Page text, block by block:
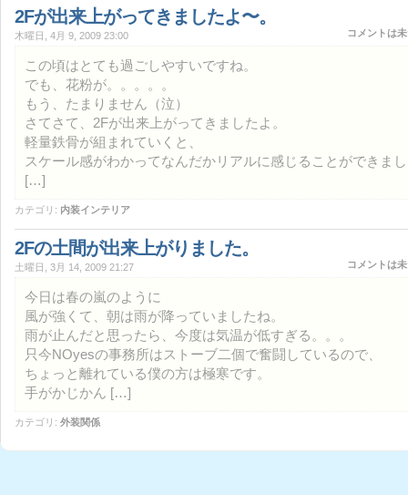
2Fが出来上がってきましたよ〜。
木曜日, 4月 9, 2009 23:00 コメントは
この頃はとても過ごしやすいですね。
でも、花粉が。。。。。
もう、たまりません（泣）
さてさて、2Fが出来上がってきましたよ。
軽量鉄骨が組まれていくと、
スケール感がわかってなんだかリアルに感じることができま
[…]
カテゴリ: 内装インテリア
2Fの土間が出来上がりました。
土曜日, 3月 14, 2009 21:27 コメントは
今日は春の嵐のように
風が強くて、朝は雨が降っていましたね。
雨が止んだと思ったら、今度は気温が低すぎる。。。
只今NOyesの事務所はストーブ二個で奮闘しているので、
ちょっと離れている僕の方は極寒です。
手がかじかん […]
カテゴリ: 外装関係